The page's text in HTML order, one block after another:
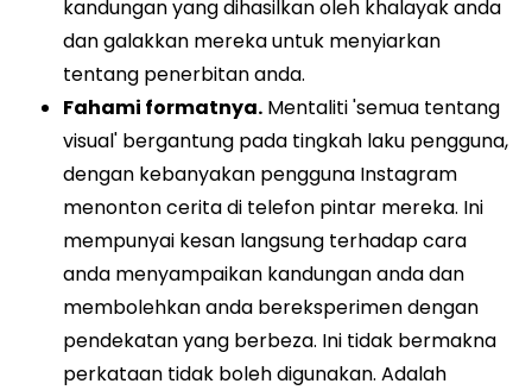
kandungan yang dihasilkan oleh khalayak anda
dan galakkan mereka untuk menyiarkan
tentang penerbitan anda.
Fahami formatnya. Mentaliti 'semua tentang
visual' bergantung pada tingkah laku pengguna,
dengan kebanyakan pengguna Instagram
menonton cerita di telefon pintar mereka. Ini
mempunyai kesan langsung terhadap cara
anda menyampaikan kandungan anda dan
membolehkan anda bereksperimen dengan
pendekatan yang berbeza. Ini tidak bermakna
perkataan tidak boleh digunakan. Adalah